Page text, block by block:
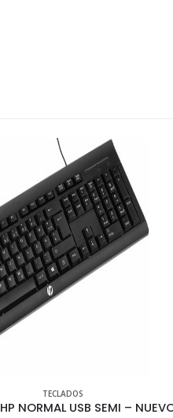
TECLADOS
TECLADO LENOVO NORML USB